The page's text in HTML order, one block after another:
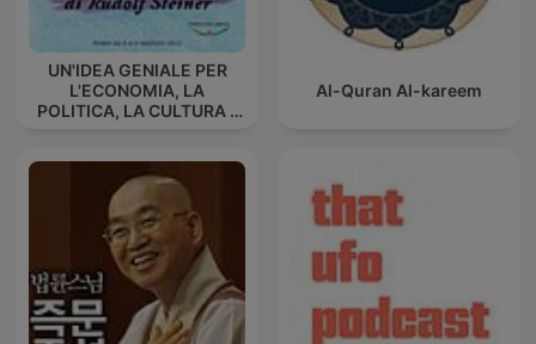
UN'IDEA GENIALE PER
L'ECONOMIA, LA
POLITICA, LA CULTURA -
Al-Quran Al-kareem